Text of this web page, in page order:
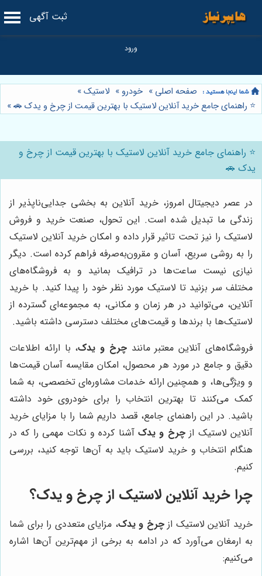
ثبت آگهی
صفحه اصلی » خودرو » لاستیک»
⭐️ راهنمای جامع خرید آنلاین لاستیک با بهترین قیمت از چرخ و یدک 🚗»
⭐️ راهنمای جامع خرید آنلاین لاستیک با بهترین قیمت از چرخ و
یدک 🚗
در عصر دیجیتال امروز، خرید آنلاین به بخشی جدایی‌ناپذیر از
زندگی ما تبدیل شده است. این تحول، صنعت خرید و فروش
لاستیک را نیز تحت تاثیر قرار داده و امکان خرید آنلاین لاستیک
را به روشی سریع، آسان و مقرون‌به‌صرفه فراهم کرده است. دیگر
نیازی نیست ساعت‌ها در ترافیک بمانید و به فروشگاه‌های
مختلف سر بزنید تا لاستیک مورد نظر خود را پیدا کنید. با خرید
آنلاین، می‌توانید در هر زمان و مکانی، به مجموعه‌ای گسترده از
لاستیک‌ها با برندها و قیمت‌های مختلف دسترسی داشته باشید.
فروشگاه‌های آنلاین معتبر مانندچرخ و یدک، با ارائه اطلاعات
دقیق و جامع در مورد هر محصول، امکان مقایسه آسان قیمت‌ها
و ویژگی‌ها، و همچنین ارائه خدمات مشاوره‌ای تخصصی، به شما
کمک می‌کنند تا بهترین انتخاب را برای خودروی خود داشته
باشید. در این راهنمای جامع، قصد داریم شما را با مزایای خرید
آنلاین لاستیک ازچرخ و یدکآشنا کرده و نکات مهمی را که در
هنگام انتخاب و خرید لاستیک باید به آن‌ها توجه کنید، بررسی
کنیم.
چرا خرید آنلاین لاستیک از چرخ و یدک؟
خرید آنلاین لاستیک ازچرخ و یدک، مزایای متعددی را برای شما
به ارمغان می‌آورد که در ادامه به برخی از مهم‌ترین آن‌ها اشاره
می‌کنیم: